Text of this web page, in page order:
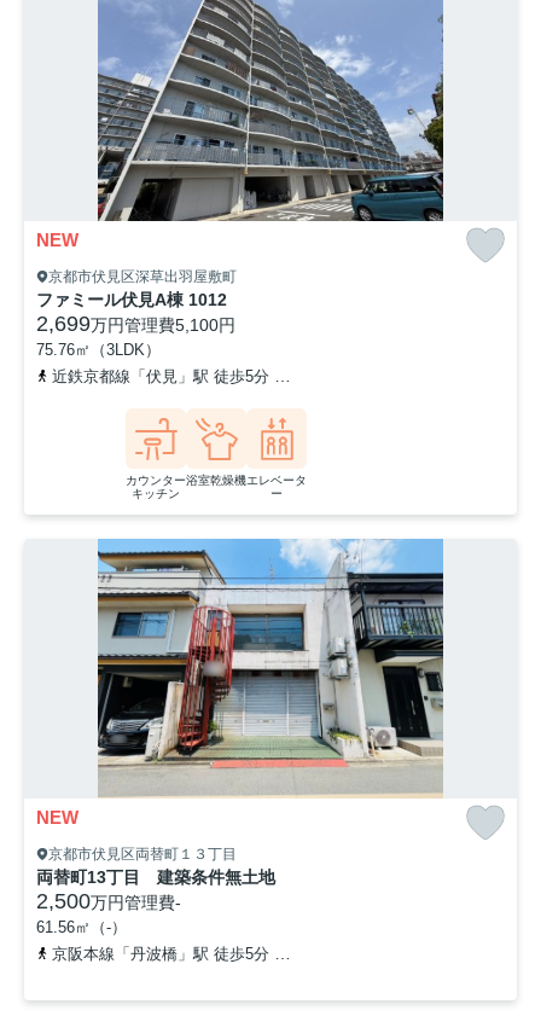
NEW
京都市伏見区深草出羽屋敷町
ファミール伏見A棟 1012
2,699万円管理費5,100円
75.76㎡（3LDK）
近鉄京都線「伏見」駅 徒歩5分
カウンター
キッチン
浴室乾燥機エレベータ
ー
NEW
京都市伏見区両替町１３丁目
両替町13丁目 建築条件無土地
2,500万円管理費-
61.56㎡（-）
京阪本線「丹波橋」駅 徒歩5分